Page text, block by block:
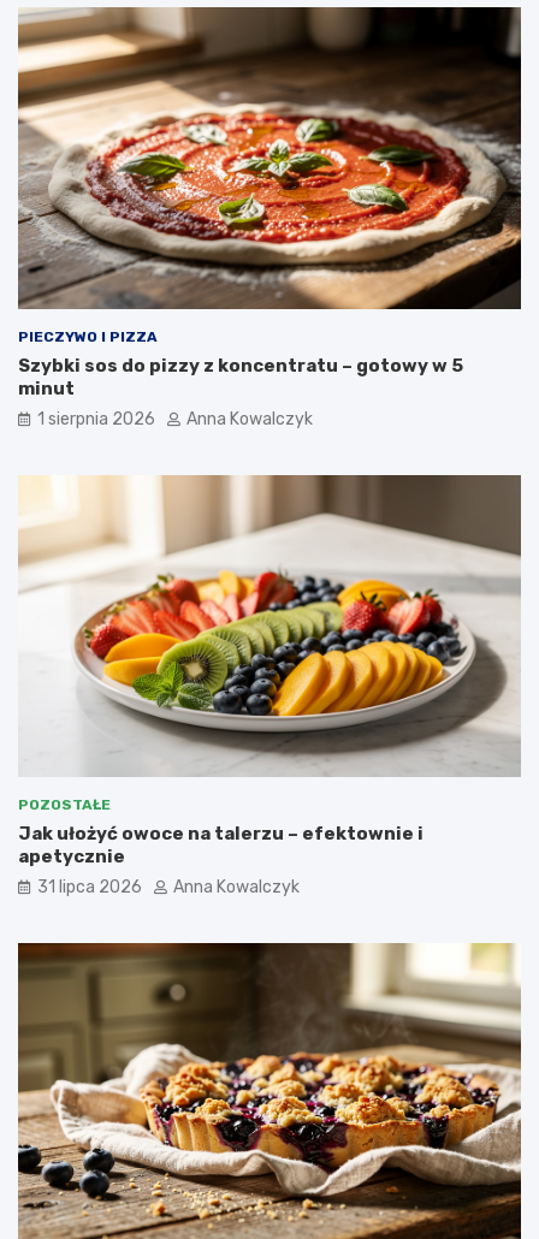
PIECZYWO I PIZZA
Szybki sos do pizzy z koncentratu – gotowy w 5
minut
1 sierpnia 2026 Anna Kowalczyk
POZOSTAŁE
Jak ułożyć owoce na talerzu – efektownie i
apetycznie
31 lipca 2026 Anna Kowalczyk